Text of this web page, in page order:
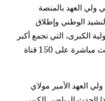
ولي العهد بالمنصة
الوطني وإطلاق
الكبرى، التي تجمع أكبر
الأسماء في عالم ألعاب القوى، و تبث مباشرة على 150 قناة
العهد الأمير مولاي